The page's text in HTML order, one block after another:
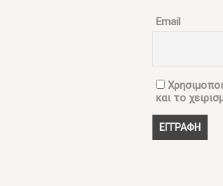
Email
και το